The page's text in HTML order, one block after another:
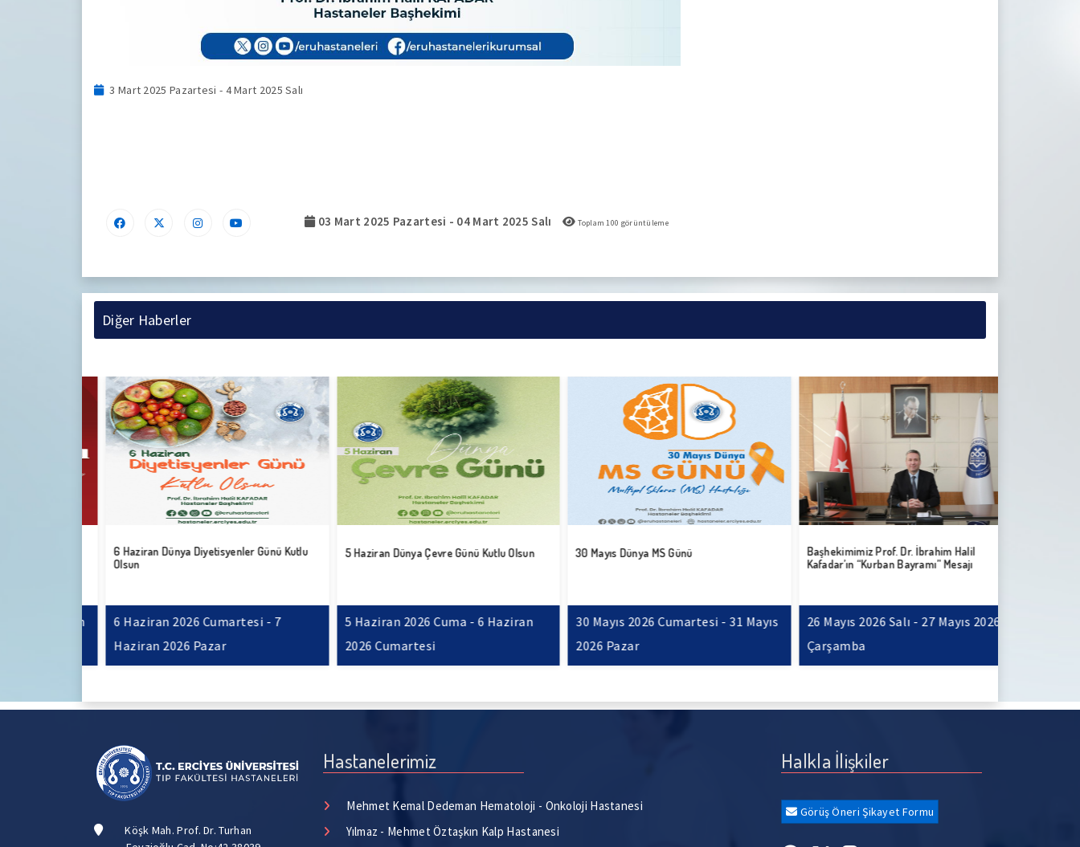
3 Mart 2025 Pazartesi - 4 Mart 2025 Salı
03 Mart 2025 Pazartesi - 04 Mart 2025 Salı Toplam100 görüntüleme
Diğer Haberler
6 Haziran Dünya Diyetisyenler Günü Kutlu
Olsun
6 Haziran 2026 Cumartesi - 7
Haziran 2026 Pazar
5 Haziran Dünya Çevre Günü Kutlu Olsun
5 Haziran 2026 Cuma - 6 Haziran
2026 Cumartesi
30 Mayıs Dünya MS Günü
30 Mayıs 2026 Cumartesi - 31 Mayıs
2026 Pazar
Başhekimimiz Prof. Dr. İbrahim Halil
Kafadar’ın “Kurban Bayramı” Mesajı
26 Mayıs 2026 Salı - 27 Mayıs 2026
Çarşamba
Köşk Mah. Prof. Dr. Turhan
Hastanelerimiz
Mehmet Kemal Dedeman Hematoloji - Onkoloji Hastanesi
Yılmaz - Mehmet Öztaşkın Kalp Hastanesi
Halkla İlişkiler
Görüş Öneri Şikayet Formu